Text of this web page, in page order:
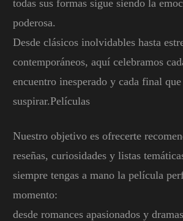
todas sus formas sigue siendo la
poderosa.
Desde clásicos inolvidables hasta
contemporáneos, aquí celebramos
encuentro inesperado y cada final que
suspirar.Películas
Nuestro objetivo es ofrecerte
reseñas, curiosidades y listas
siempre tengas a mano la película
momento:
desde romances apasionados y